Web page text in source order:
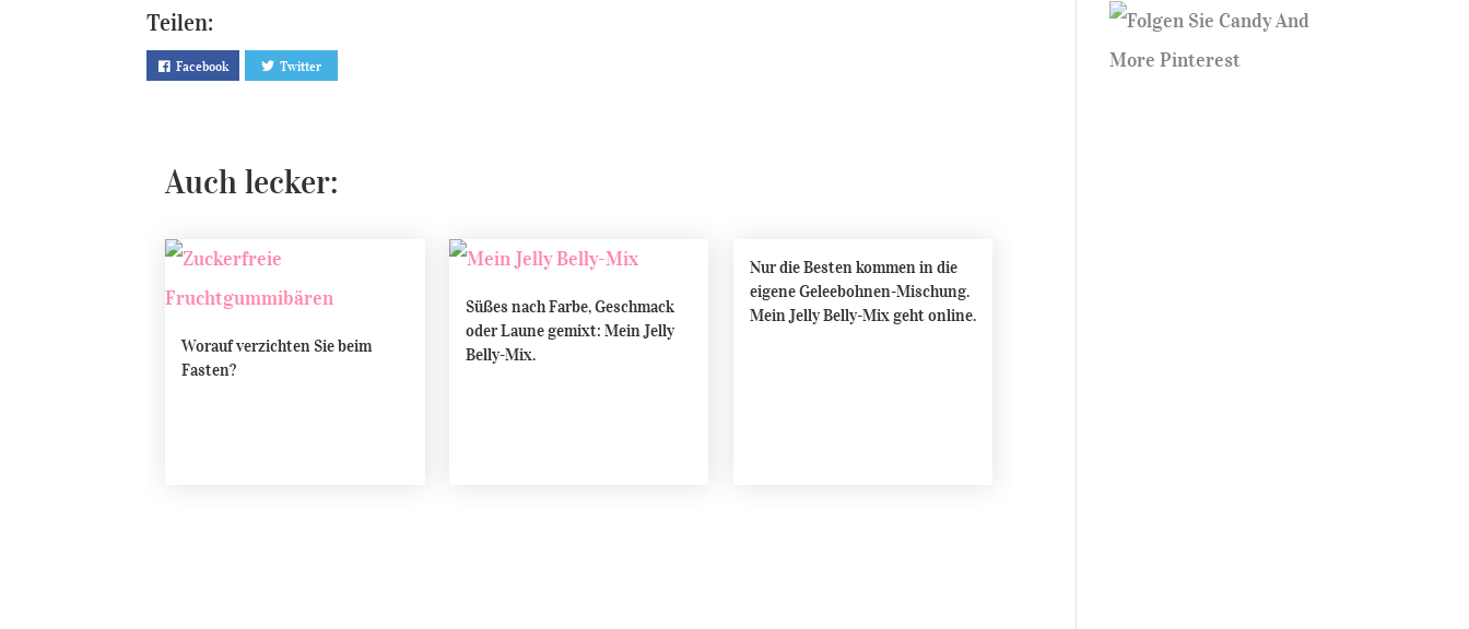
Teilen:
Facebook Twitter
Auch lecker:
Worauf verzichten Sie beim
Fasten?
Süßes nach Farbe, Geschmack
oder Laune gemixt: Mein Jelly
Belly-Mix.
Nur die Besten kommen in die
eigene Geleebohnen-Mischung.
Mein Jelly Belly-Mix geht online.